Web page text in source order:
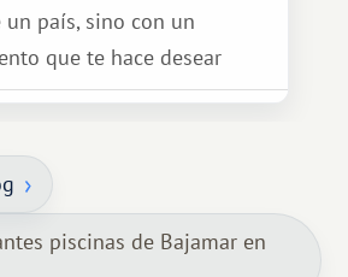
un país, sino con un
que te hace desear
piscinas de Bajamar en